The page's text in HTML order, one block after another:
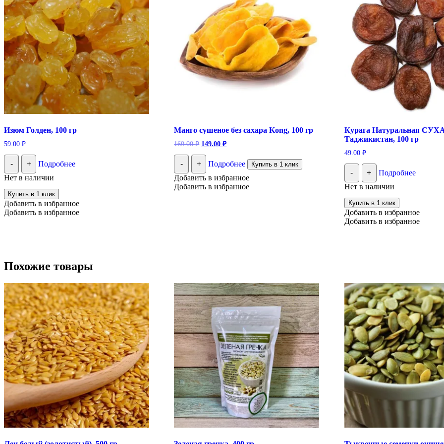
Изюм Голден, 100 гр
59.00 ₽
- +
Подробнее
Нет в наличии
Купить в 1 клик
Добавить в избранное
Добавить в избранное
Манго сушеное без сахара Kong, 100 гр
169.00₽ Первоначальная
цена
составляла
169.00 ₽.
149.00₽Текущая
цена:
149.00 ₽.
- + Подробнее Купить в 1 клик
Добавить в избранное
Добавить в избранное
Курага Натуральная
Таджикистан, 100 гр
49.00 ₽
- +
Подробнее
Нет в наличии
Купить в 1 клик
Добавить в избранное
Добавить в избранное
Похожие товары